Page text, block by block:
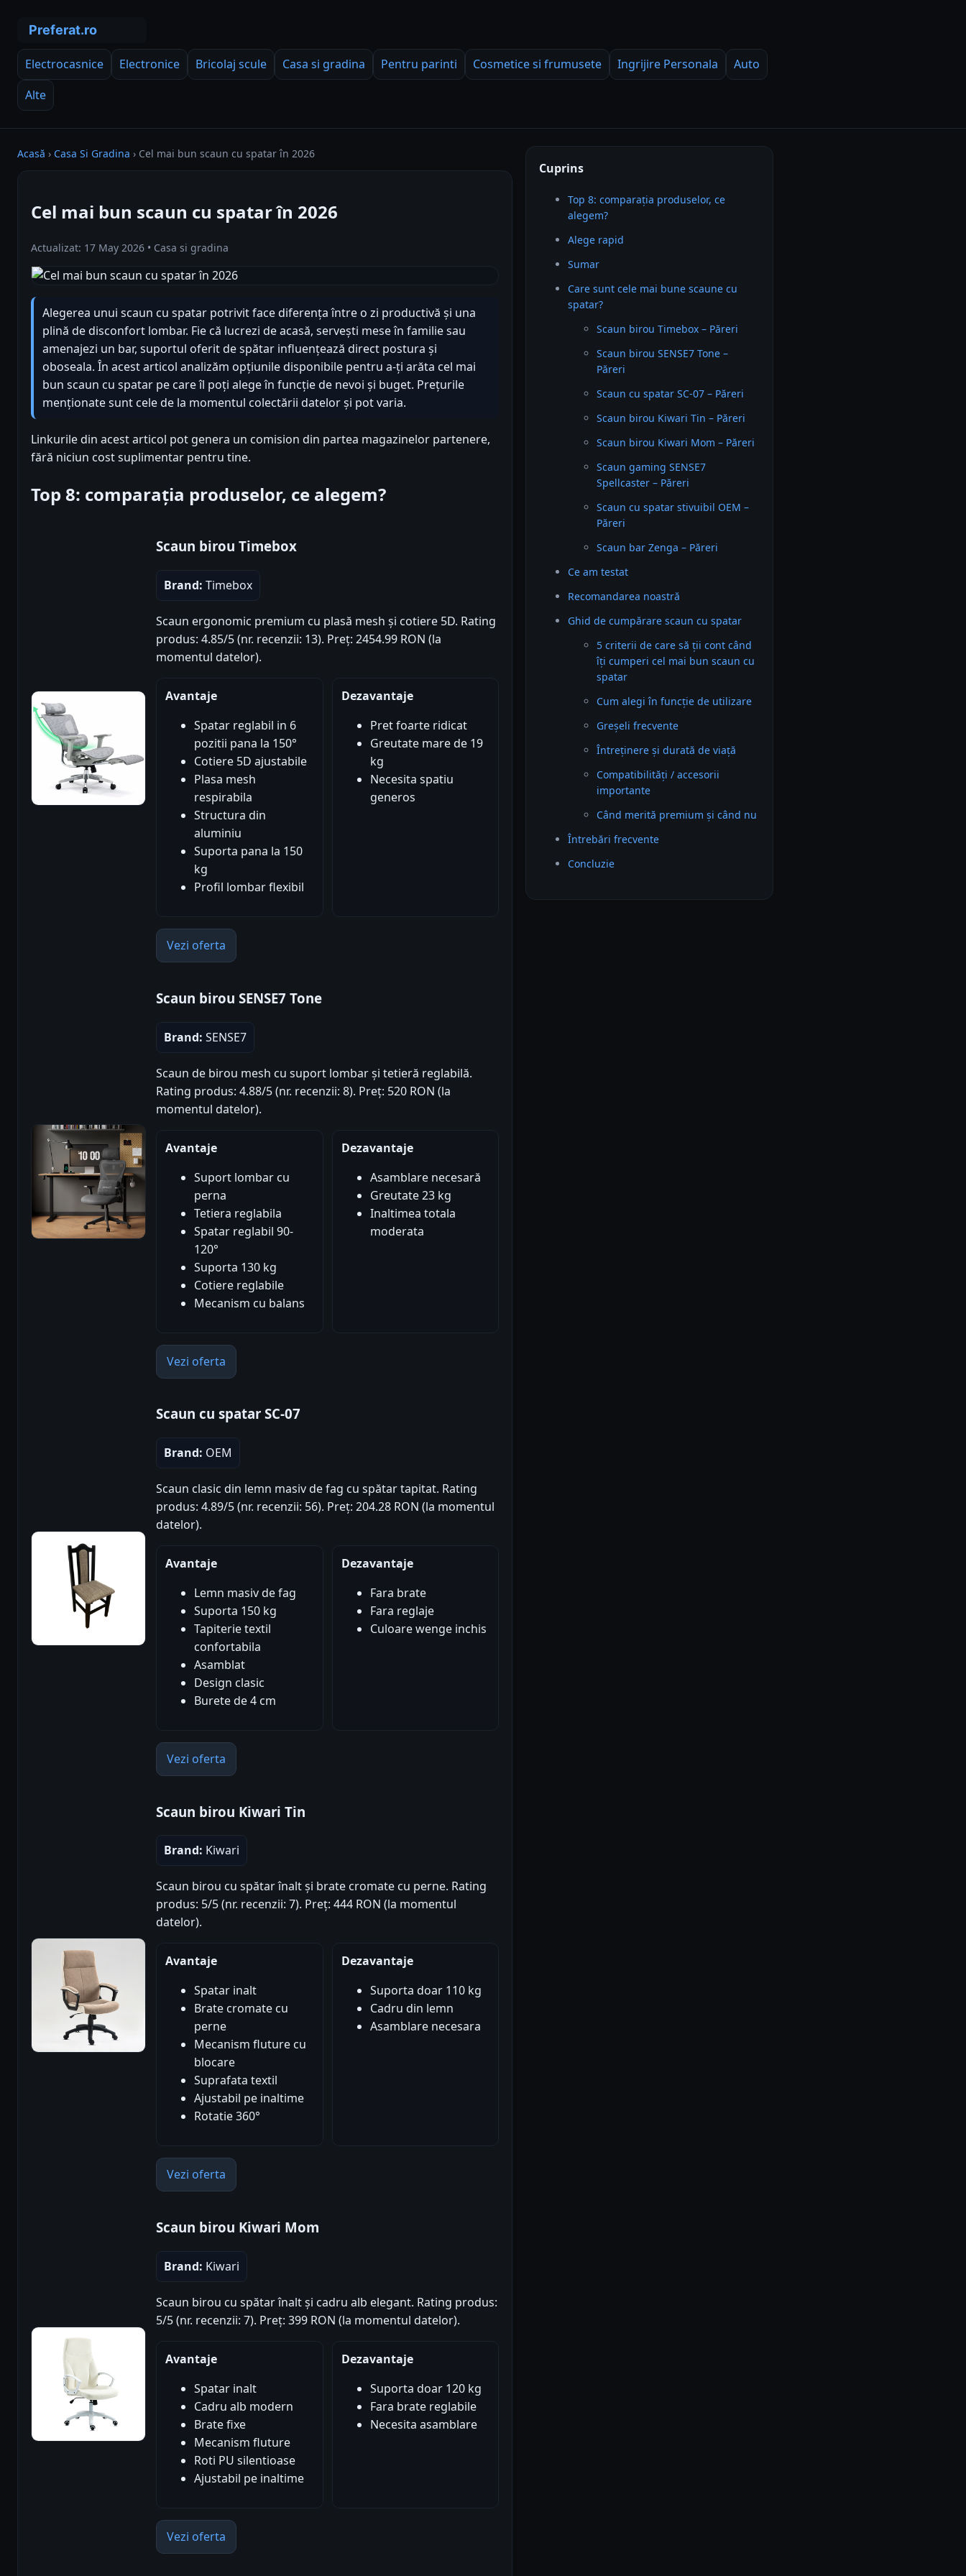
Electrocasnice Electronice Bricolaj scule Casa si gradina Pentru parinti Cosmetice si frumusete Ingrijire Personala
Auto
Alte
Acasă › Casa Si Gradina › Cel mai bun scaun cu spatar în 2026
Cel mai bun scaun cu spatar în 2026
Actualizat: 17 May 2026 • Casa si gradina
Alegerea unui scaun cu spatar potrivit face diferența între o zi productivă și una
plină de disconfort lombar. Fie că lucrezi de acasă, servești mese în familie sau
amenajezi un bar, suportul oferit de spătar influențează direct postura și
oboseala. În acest articol analizăm opțiunile disponibile pentru a-ți arăta cel mai
bun scaun cu spatar pe care îl poți alege în funcție de nevoi și buget. Prețurile
menționate sunt cele de la momentul colectării datelor și pot varia.
Linkurile din acest articol pot genera un comision din partea magazinelor partenere,
fără niciun cost suplimentar pentru tine.
Top 8: comparația produselor, ce alegem?
Scaun birou Timebox
Brand: Timebox
Scaun ergonomic premium cu plasă mesh și cotiere 5D. Rating
produs: 4.85/5 (nr. recenzii: 13). Preț: 2454.99 RON (la
momentul datelor).
Avantaje
Spatar reglabil in 6
pozitii pana la 150°
Cotiere 5D ajustabile
Plasa mesh
respirabila
Structura din
aluminiu
Suporta pana la 150
kg
Profil lombar flexibil
Dezavantaje
Pret foarte ridicat
Greutate mare de 19
kg
Necesita spatiu
generos
Vezi oferta
Scaun birou SENSE7 Tone
Brand: SENSE7
Scaun de birou mesh cu suport lombar și tetieră reglabilă.
Rating produs: 4.88/5 (nr. recenzii: 8). Preț: 520 RON (la
momentul datelor).
Avantaje
Suport lombar cu
perna
Tetiera reglabila
Spatar reglabil 90-
120°
Suporta 130 kg
Cotiere reglabile
Mecanism cu balans
Dezavantaje
Asamblare necesară
Greutate 23 kg
Inaltimea totala
moderata
Vezi oferta
Scaun cu spatar SC-07
Brand: OEM
Scaun clasic din lemn masiv de fag cu spătar tapitat. Rating
produs: 4.89/5 (nr. recenzii: 56). Preț: 204.28 RON (la momentul
datelor).
Avantaje
Lemn masiv de fag
Suporta 150 kg
Tapiterie textil
confortabila
Asamblat
Design clasic
Burete de 4 cm
Dezavantaje
Fara brate
Fara reglaje
Culoare wenge inchis
Vezi oferta
Scaun birou Kiwari Tin
Brand: Kiwari
Scaun birou cu spătar înalt și brate cromate cu perne. Rating
produs: 5/5 (nr. recenzii: 7). Preț: 444 RON (la momentul
datelor).
Avantaje
Spatar inalt
Brate cromate cu
perne
Mecanism fluture cu
blocare
Suprafata textil
Ajustabil pe inaltime
Rotatie 360°
Dezavantaje
Suporta doar 110 kg
Cadru din lemn
Asamblare necesara
Vezi oferta
Scaun birou Kiwari Mom
Brand: Kiwari
Scaun birou cu spătar înalt și cadru alb elegant. Rating produs:
5/5 (nr. recenzii: 7). Preț: 399 RON (la momentul datelor).
Avantaje
Spatar inalt
Cadru alb modern
Brate fixe
Mecanism fluture
Roti PU silentioase
Ajustabil pe inaltime
Dezavantaje
Suporta doar 120 kg
Fara brate reglabile
Necesita asamblare
Vezi oferta
Cuprins
Top 8: comparația produselor, ce
alegem?
Alege rapid
Sumar
Care sunt cele mai bune scaune cu
spatar?
Scaun birou Timebox – Păreri
Scaun birou SENSE7 Tone –
Păreri
Scaun cu spatar SC-07 – Păreri
Scaun birou Kiwari Tin – Păreri
Scaun birou Kiwari Mom – Păreri
Scaun gaming SENSE7
Spellcaster – Păreri
Scaun cu spatar stivuibil OEM –
Păreri
Scaun bar Zenga – Păreri
Ce am testat
Recomandarea noastră
Ghid de cumpărare scaun cu spatar
5 criterii de care să ții cont când
îți cumperi cel mai bun scaun cu
spatar
Cum alegi în funcție de utilizare
Greșeli frecvente
Întreținere și durată de viață
Compatibilități / accesorii
importante
Când merită premium și când nu
Întrebări frecvente
Concluzie